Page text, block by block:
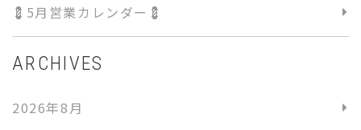
💈5月営業カレンダー💈
ARCHIVES
2026年8月